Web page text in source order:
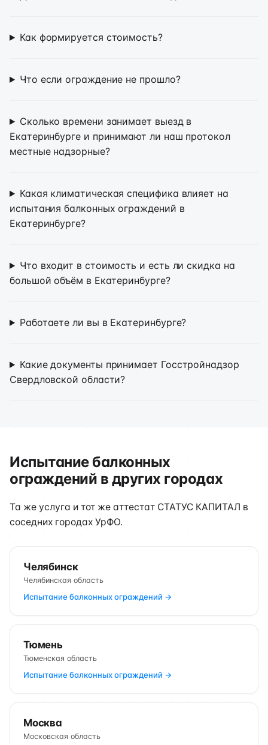
Как формируется стоимость?
Что если ограждение не прошло?
Сколько времени занимает выезд в
Екатеринбурге и принимают ли наш протокол
местные надзорные?
Какая климатическая специфика влияет на
испытания балконных ограждений в
Екатеринбурге?
Что входит в стоимость и есть ли скидка на
большой объём в Екатеринбурге?
Работаете ли вы в Екатеринбурге?
Какие документы принимает Госстройнадзор
Свердловской области?
Испытание балконных
ограждений в других городах
Та же услуга и тот же аттестат СТАТУС КАПИТАЛ в
соседних городах УрФО.
Челябинск
Челябинская область
Испытание балконных ограждений →
Тюмень
Тюменская область
Испытание балконных ограждений →
Москва
Московская область